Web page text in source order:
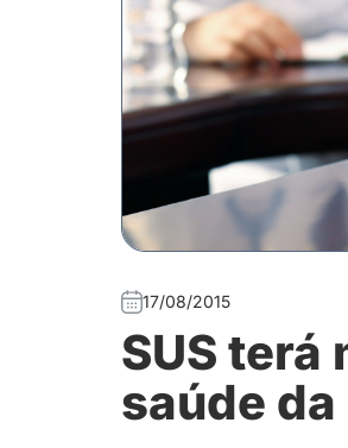
17/08/2015
SUS terá
saúde